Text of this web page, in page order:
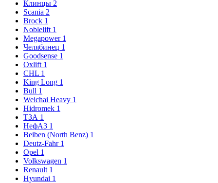
Клинцы 2
Scania 2
Brock 1
Noblelift 1
Megapower 1
Челябинец 1
Goodsense 1
Oxlift 1
CHL 1
King Long 1
Bull 1
Weichai Heavy 1
Hidromek 1
ТЗА 1
НефАЗ 1
Beiben (North Benz) 1
Deutz-Fahr 1
Opel 1
Volkswagen 1
Renault 1
Hyundai 1